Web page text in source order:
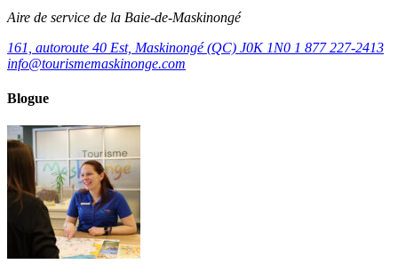
Aire de service de la Baie-de-Maskinongé
161, autoroute 40 Est, Maskinongé (QC) J0K 1N0 1 877 227-2413
info@tourismemaskinonge.com
Blogue